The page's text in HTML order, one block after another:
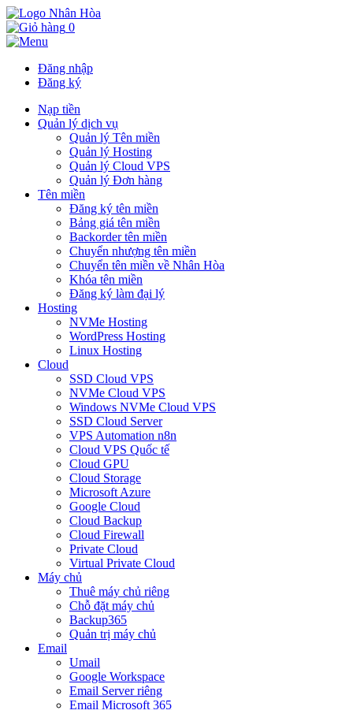
0
Đăng nhập
Đăng ký
Nạp tiền
Quản lý dịch vụ
Quản lý Tên miền
Quản lý Hosting
Quản lý Cloud VPS
Quản lý Đơn hàng
Tên miền
Đăng ký tên miền
Bảng giá tên miền
Backorder tên miền
Chuyển nhượng tên miền
Chuyển tên miền về Nhân Hòa
Khóa tên miền
Đăng ký làm đại lý
Hosting
NVMe Hosting
WordPress Hosting
Linux Hosting
Cloud
SSD Cloud VPS
NVMe Cloud VPS
Windows NVMe Cloud VPS
SSD Cloud Server
VPS Automation n8n
Cloud VPS Quốc tế
Cloud GPU
Cloud Storage
Microsoft Azure
Google Cloud
Cloud Backup
Cloud Firewall
Private Cloud
Virtual Private Cloud
Máy chủ
Thuê máy chủ riêng
Chỗ đặt máy chủ
Backup365
Quản trị máy chủ
Email
Umail
Google Workspace
Email Server riêng
Email Microsoft 365